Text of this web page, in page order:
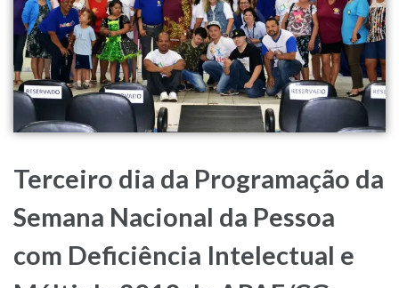
Terceiro dia da Programação da
Semana Nacional da Pessoa
com Deficiência Intelectual e